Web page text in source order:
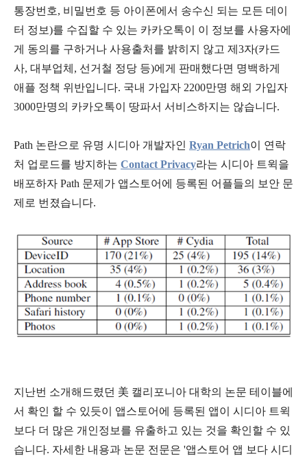
통장번호, 비밀번호 등 아이폰에서 송수신 되는 모든 데이
터 정보)를 수집할 수 있는 카카오톡이 이 정보를 사용자에
게 동의를 구하거나 사용출처를 밝히지 않고 제3자(카드
사, 대부업체, 선거철 정당 등)에게 판매했다면 명백하게
애플 정책 위반입니다. 국내 가입자 2200만명 해외 가입자
3000만명의 카카오톡이 땅파서 서비스하지는 않습니다.
Path 논란으로 유명 시디아 개발자인 Ryan Petrich이 연락
처 업로드를 방지하는 Contact Privacy라는 시디아 트윅을
배포하자 Path 문제가 앱스토어에 등록된 어플들의 보안 문
제로 번졌습니다.
지난번 소개해드렸던 美 캘리포니아 대학의 논문 테이블에
서 확인 할 수 있듯이 앱스토어에 등록된 앱이 시디아 트윅
보다 더 많은 개인정보를 유출하고 있는 것을 확인할 수 있
습니다. 자세한 내용과 논문 전문은 '앱스토어 앱 보다 시디